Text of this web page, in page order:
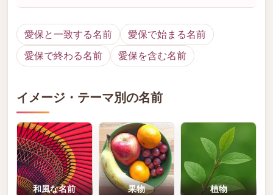
愛保と一致する名前
愛保で始まる名前
愛保で終わる名前
愛保を含む名前
イメージ・テーマ別の名前
和風な名前 果物 植物